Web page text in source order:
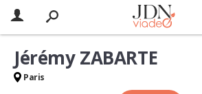
Jérémy ZABARTE
Paris